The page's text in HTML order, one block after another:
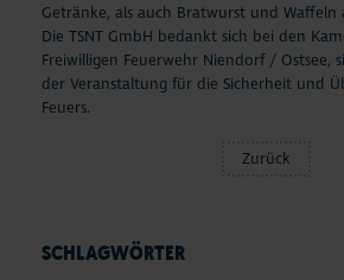
SCHLAGWÖRTER
Getränke, als auch Bratwurst und Waffeln
Die TSNT GmbH bedankt sich bei den
Freiwilligen Feuerwehr Niendorf / Ostsee,
der Veranstaltung für die Sicherheit und
Feuers.
Zurück